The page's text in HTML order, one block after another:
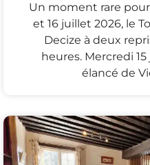
Un moment rare
et 16 juillet 2026, le
Decize à deux
heures. Mercredi
élancé de